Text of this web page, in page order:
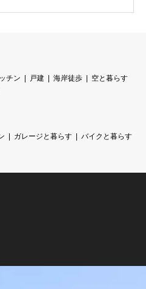
チン 戸建 海岸徒歩
空と暮らす
ガレージと暮らす
バイクと暮らす